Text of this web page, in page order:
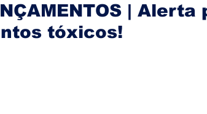
| Alerta
tóxicos!